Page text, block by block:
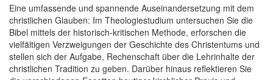
Eine umfassende und spannende Auseinandersetzung mit dem
christlichen Glauben: Im Theologiestudium untersuchen Sie die
Bibel mittels der historisch-kritischen Methode, erforschen die
vielfältigen Verzweigungen der Geschichte des Christentums und
stellen sich der Aufgabe, Rechenschaft über die Lehrinhalte der
christlichen Tradition zu geben. Darüber hinaus reflektieren Sie